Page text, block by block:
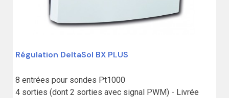
Régulation DeltaSol BX PLUS
8 entrées pour sondes Pt1000
4 sorties (dont 2 sorties avec signal PWM) - Livrée